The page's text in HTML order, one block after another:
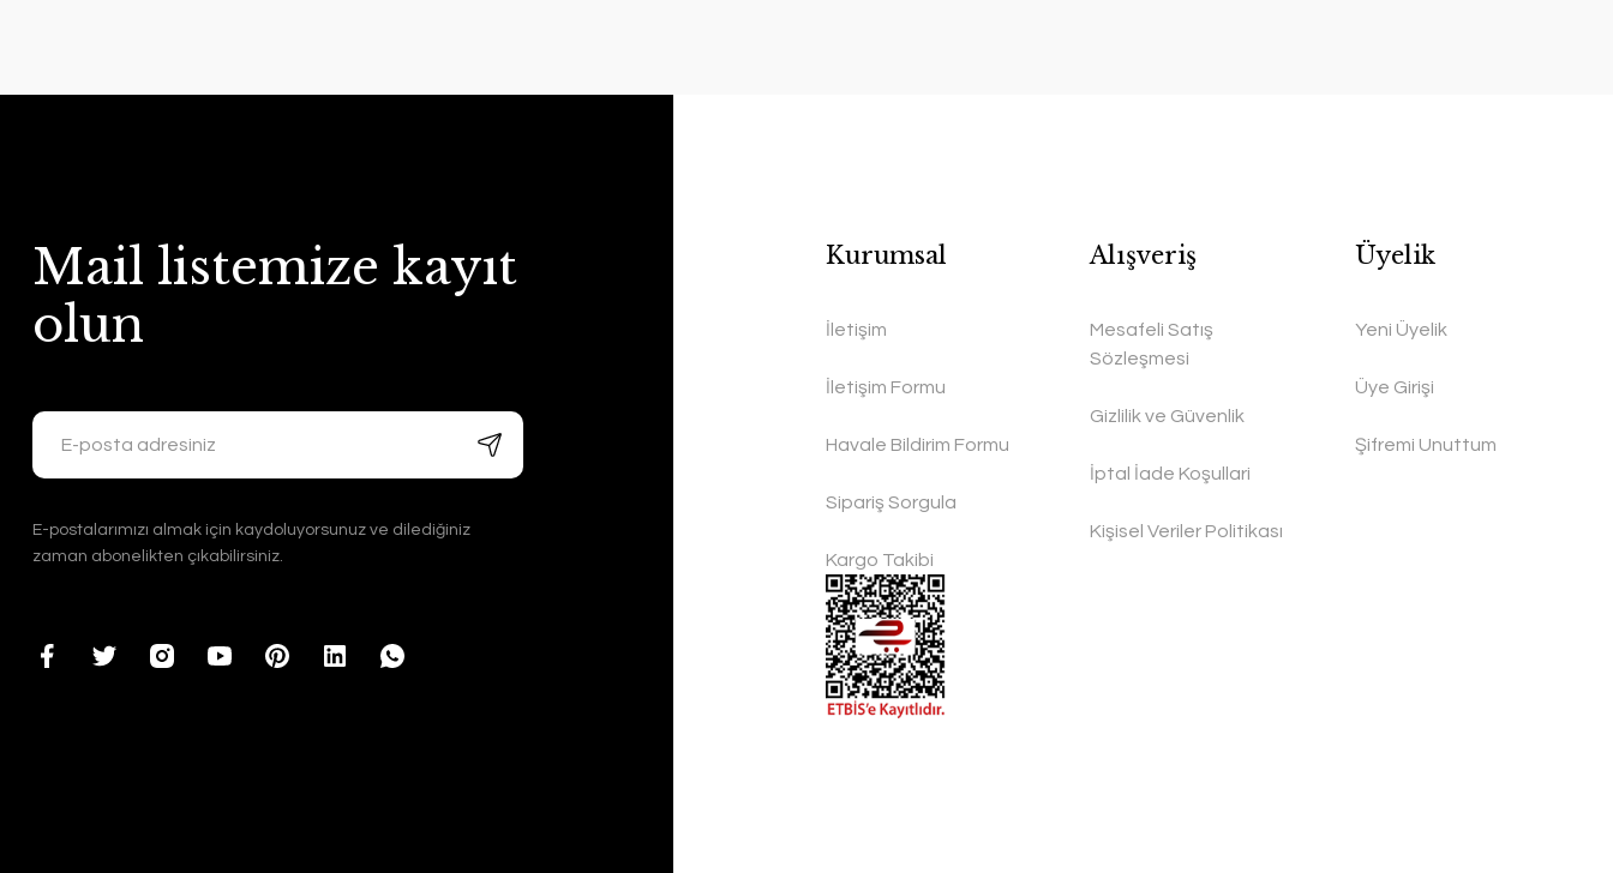
Mail listemize kayıt
olun
E-postalarımızı almak için kaydoluyorsunuz ve dilediğiniz
zaman abonelikten çıkabilirsiniz.
Kurumsal
İletişim
İletişim Formu
Havale Bildirim Formu
Sipariş Sorgula
Kargo Takibi
Alışveriş
Mesafeli Satış
Sözleşmesi
Gizlilik ve Güvenlik
İptal İade Koşullari
Kişisel Veriler Politikası
Üyelik
Yeni Üyelik
Üye Girişi
Şifremi Unuttum